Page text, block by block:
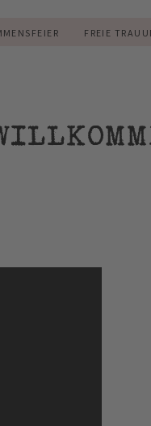
FREIE